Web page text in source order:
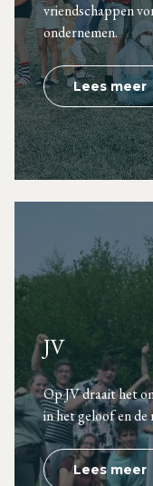
vriendschappen
ondernemen.
Lees meer
JV
Op JV draait het
in het geloof en
Lees meer